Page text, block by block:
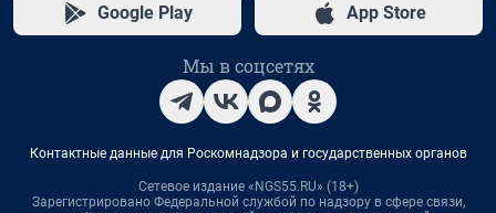
Google Play App Store
Мы в соцсетях
Контактные данные для Роскомнадзора и государственных органов
Сетевое издание «NGS55.RU» (18+)
Зарегистрировано Федеральной службой по надзору в сфере связи,